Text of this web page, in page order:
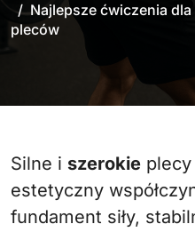
Najlepsze ćwiczenia
pleców
Silne i szerokie
estetyczny
fundament siły,